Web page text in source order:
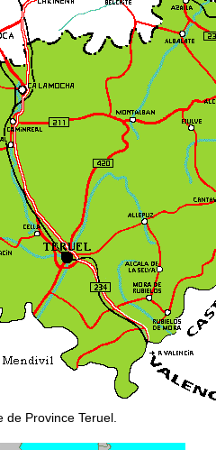
de Province Teruel.